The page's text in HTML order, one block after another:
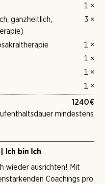
1 ×
ganzheitlich,
3 ×
1 ×
1 ×
1 ×
1 ×
1240€
mindestens
Ich bin Ich
wieder ausrichten! Mit
Coachings pro